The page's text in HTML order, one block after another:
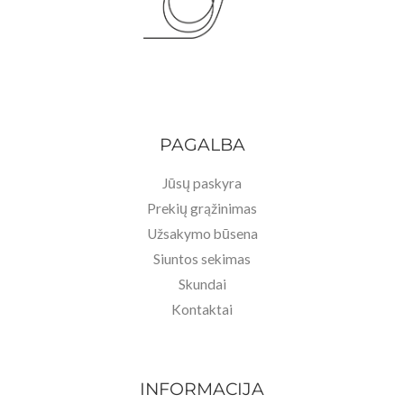
.
PAGALBA
Jūsų paskyra
Prekių grąžinimas
Užsakymo būsena
Siuntos sekimas
Skundai
Kontaktai
INFORMACIJA